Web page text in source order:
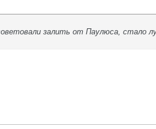
залить от Паулюса, стало